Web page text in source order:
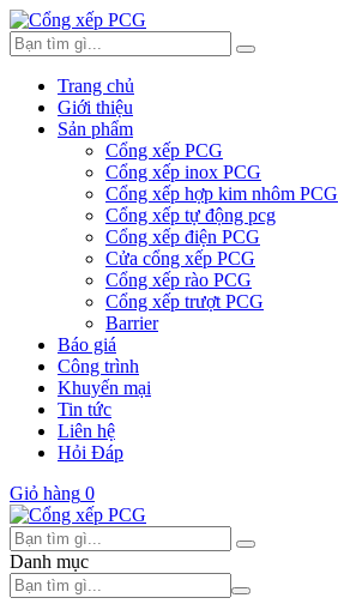
Trang chủ
Giới thiệu
Sản phẩm
Cổng xếp PCG
Cổng xếp inox PCG
Cổng xếp hợp kim nhôm PCG
Cổng xếp tự động pcg
Cổng xếp điện PCG
Cửa cổng xếp PCG
Cổng xếp rào PCG
Cổng xếp trượt PCG
Barrier
Báo giá
Công trình
Khuyến mại
Tin tức
Liên hệ
Hỏi Đáp
Giỏ hàng 0
Danh mục